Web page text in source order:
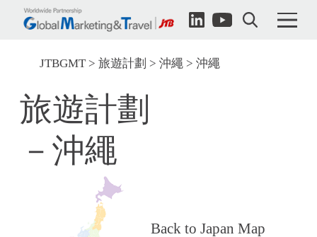
JTBGMT 旅遊計劃 沖繩 沖繩
旅遊計劃
－沖繩
Back to Japan Map